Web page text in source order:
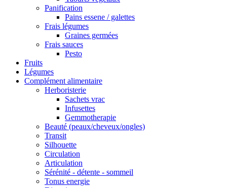
Panification
Pains essene / galettes
Frais légumes
Graines germées
Frais sauces
Pesto
Fruits
Légumes
Complément alimentaire
Herboristerie
Sachets vrac
Infusettes
Gemmotherapie
Beauté (peaux/cheveux/ongles)
Transit
Silhouette
Circulation
Articulation
Sérénité - détente - sommeil
Tonus energie